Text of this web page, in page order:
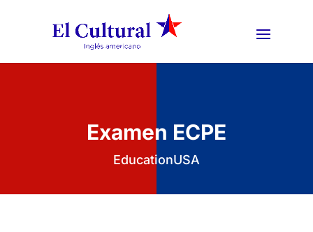
Examen ECPE
EducationUSA